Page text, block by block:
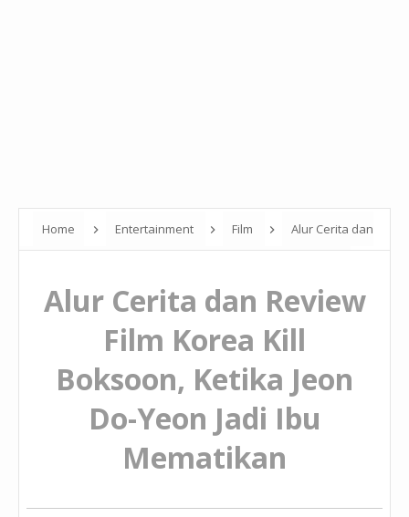
Home Entertainment Film Alur Cerita dan
Mematikan
Alur Cerita dan Review
Film Korea Kill
Boksoon, Ketika Jeon
Do-Yeon Jadi Ibu
Mematikan